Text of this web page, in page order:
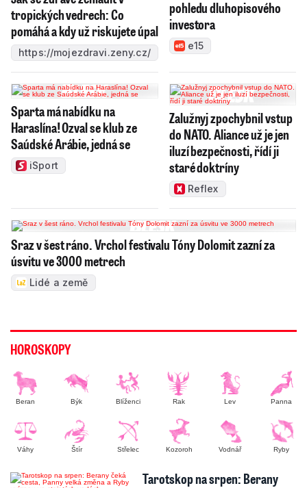
tropických vedrech: Co
pomáhá a kdy už riskujete úpal
https://mojezdravi.zeny.cz/
pohledu dluhopisového
investora
e15
Sparta má nabídku na
Haraslína! Ozval se klub ze
Saúdské Arábie, jedná se
iSport
Zalužnyj zpochybnil vstup
do NATO. Aliance už je jen
iluzí bezpečnosti, řídí ji
staré doktríny
Reflex
Sraz v šest ráno. Vrchol festivalu Tóny Dolomit zazní za
úsvitu ve 3000 metrech
Lidé a země
HOROSKOPY
Beran Býk Blíženci Rak Lev Panna
Váhy Štír Střelec Kozoroh Vodnář Ryby
Tarotskop na srpen: Berany